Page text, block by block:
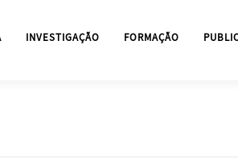
INVESTIGAÇÃO FORMAÇÃO